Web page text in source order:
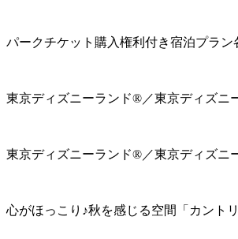
パークチケット購入権利付き宿泊プラン
東京ディズニーランド®／東京ディズニ
東京ディズニーランド®／東京ディズニ
心がほっこり♪秋を感じる空間「カント